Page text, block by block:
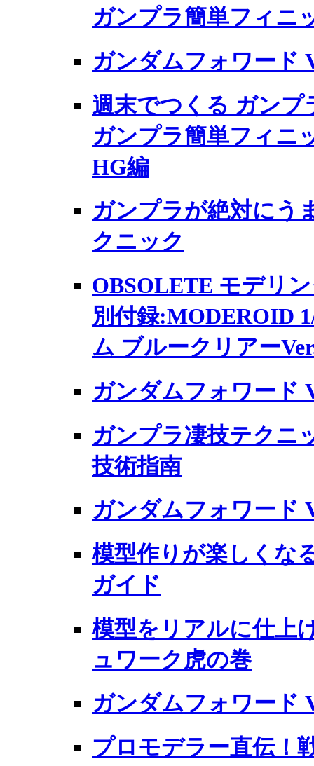
ガンプラ簡単フィニ
ガンダムフォワード
週末でつくる ガンプ
ガンプラ簡単フィニ
HG編
ガンプラが絶対にう
クニック
OBSOLETE モデリ
別付録:MODEROID
ム ブルークリアー
ガンダムフォワード
ガンプラ凄技テクニ
技術指南
ガンダムフォワード
模型作りが楽しくな
ガイド
模型をリアルに仕上
ュワーク虎の巻
ガンダムフォワード
プロモデラー直伝！